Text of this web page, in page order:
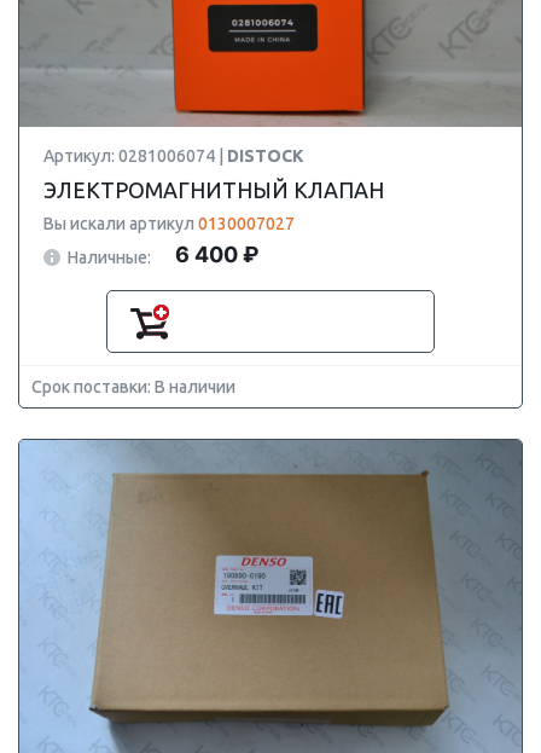
Артикул: 0281006074 | DISTOCK
ЭЛЕКТРОМАГНИТНЫЙ КЛАПАН
Вы искали артикул 0130007027
Наличные:
6 400 ₽
Срок поставки: В наличии